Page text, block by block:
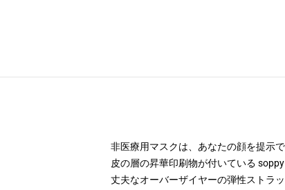
非医療用マスクは、あなたの顔を提示
皮の層の昇華印刷物が付いている
丈夫なオーバーザイヤーの弾性ストラ